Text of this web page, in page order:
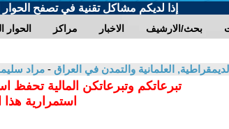
إذا لديكم مشاكل تقنية في تصفح الحوار
الحوار مراكز الاخبار بحث/الارشيف
العلمانية والتمدن في العراق - مراد
تبرعاتكم وتبرعاتكن المالية تحفظ
استمرارية